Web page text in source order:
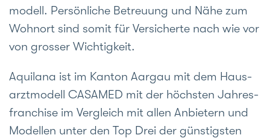
modell. Persönliche Be­treuung und Nähe zum
Wohn­ort sind somit für Versicherte nach wie vor
von grosser Wichtigkeit.
Aquilana ist im Kanton Aargau mit dem Haus­
arzt­modell CASAMED mit der höchsten Jahres­
franchise im Ver­gleich mit allen Anbietern und
Modellen unter den Top Drei der günstigsten